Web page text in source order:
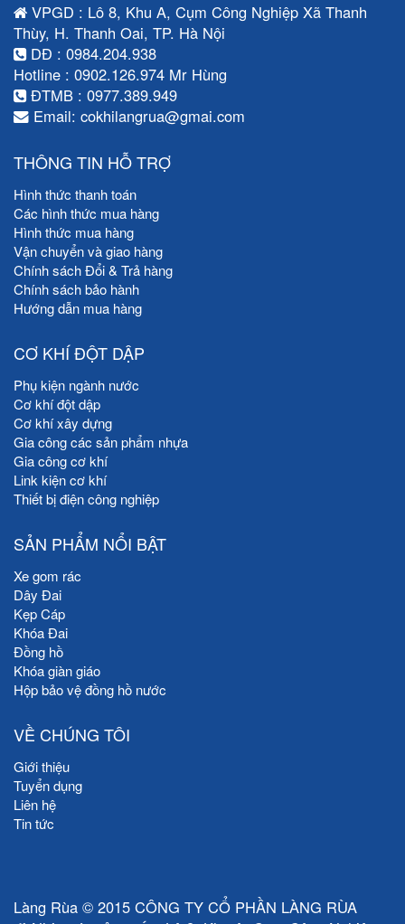
VPGD : Lô 8, Khu A, Cụm Công Nghiệp Xã Thanh
Thùy, H. Thanh Oai, TP. Hà Nội
DĐ : 0984.204.938
Hotline : 0902.126.974 Mr Hùng
ĐTMB : 0977.389.949
Email: cokhilangrua@gmai.com
THÔNG TIN HỖ TRỢ
Hình thức thanh toán
Các hình thức mua hàng
Hình thức mua hàng
Vận chuyển và giao hàng
Chính sách Đổi & Trả hàng
Chính sách bảo hành
Hướng dẫn mua hàng
CƠ KHÍ ĐỘT DẬP
Phụ kiện ngành nước
Cơ khí đột dập
Cơ khí xây dựng
Gia công các sản phẩm nhựa
Gia công cơ khí
Link kiện cơ khí
Thiết bị điện công nghiệp
SẢN PHẨM NỔI BẬT
Xe gom rác
Dây Đai
Kẹp Cáp
Khóa Đai
Đồng hồ
Khóa giàn giáo
Hộp bảo vệ đồng hồ nước
VỀ CHÚNG TÔI
Giới thiệu
Tuyển dụng
Liên hệ
Tin tức
Làng Rùa © 2015 CÔNG TY CỔ PHẦN LÀNG RÙA